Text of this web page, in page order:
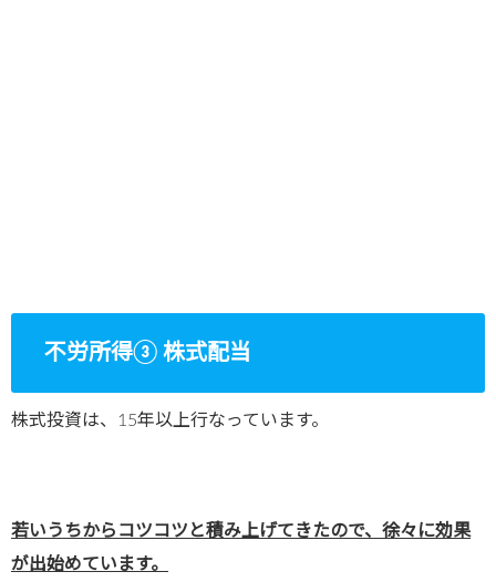
不労所得③ 株式配当
株式投資は、15年以上行なっています。
若いうちからコツコツと積み上げてきたので、徐々に効果
が出始めています。